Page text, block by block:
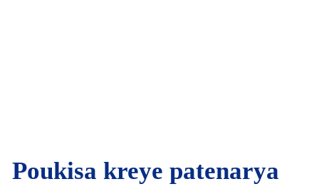
Poukisa kreye patenarya